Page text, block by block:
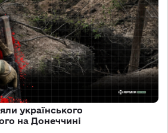
українського
на Донеччині